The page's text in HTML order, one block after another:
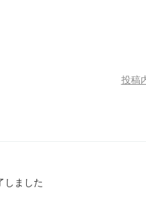
投稿
しました